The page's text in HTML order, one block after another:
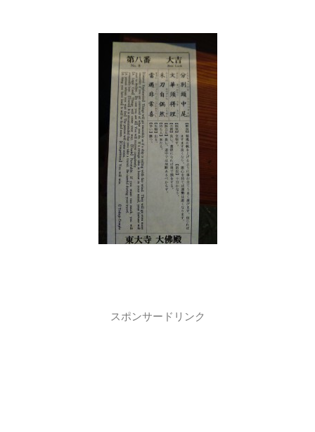
スポンサードリンク